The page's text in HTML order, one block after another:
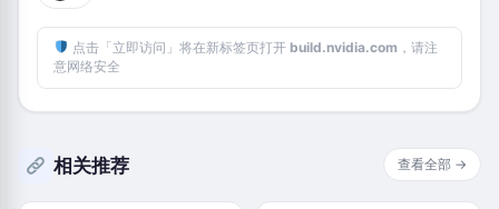
点击「立即访问」将在新标签页打开 build.nvidia.com ，请注
意网络安全
相关推荐 查看全部 →